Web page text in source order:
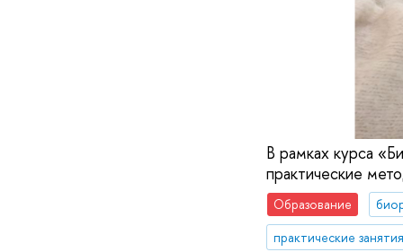
В рамках курса
практические
Образование
практические занятия